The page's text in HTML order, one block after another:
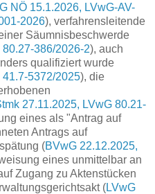
NÖ 15.1.2026, LVwG-AV-
2026), verfahrensleitende
Säumnisbeschwerde
80.27-386/2026-2), auch
qualifiziert wurde
41.7-5372/2025), die
27.11.2025, LVwG 80.21-
eines als "Antrag auf
Antrags auf
(BVwG 22.12.2025,
eines unmittelbar an
Zugang zu Aktenstücken
(LVwG